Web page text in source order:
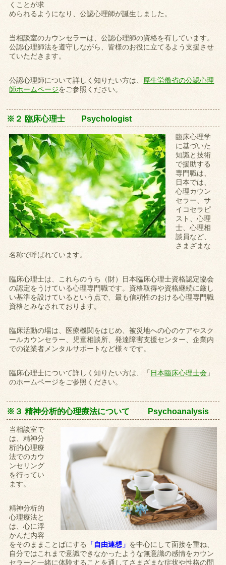
くことが求
められるようになり、公認心理師が誕生しました。
当相談室のカウンセラーは、公認心理師の資格を有しています。
公認心理師法を遵守しながら、皆様のお役に立てるよう支援させ
ていただきます。
公認心理師について詳しく知りたい方は、 厚生労働省の公認心理
師ホームページをご参照ください。
※２ 臨床心理士 Psychologist
臨床心理学
に基づいた
知識と技術
で援助する
専門職は、
日本では、
心理カウン
セラー、サ
イコセラピ
スト、心理
士、心理相
談員など、
さまざまな
名称で呼ばれています。
臨床心理士は、これらのうち（財）日本臨床心理士資格認定協会
の認定をうけている心理専門職です。資格取得や資格継続に厳し
い基準を設けているという点で、最も信頼性のおける心理専門職
資格とみなされております。
臨床活動の場は、医療機関をはじめ、被災地への心のケアやスク
ールカウンセラー、児童相談所、発達障害支援センター、企業内
での従業者メンタルサポートなど様々です。
臨床心理士について詳しく知りたい方は、「 日本臨床心理士会 」
のホームページをご参照ください。
※３ 精神分析的心理療法について Psychoanalysis
当相談室で
は、精神分
析的心理療
法でのカウ
ンセリング
を行ってい
ます。
精神分析的
心理療法と
は、心に浮
かんだ内容
をそのままことばにする
「自由連想」 を中心にして面接を重ね、
自分ではこれまで意識できなかったような無意識の感情をカウン
セラーと一緒に体験することを通してさまざまな症状や性格の問